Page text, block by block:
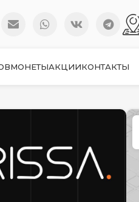
МОНЕТЫАКЦИИКОНТАКТЫ